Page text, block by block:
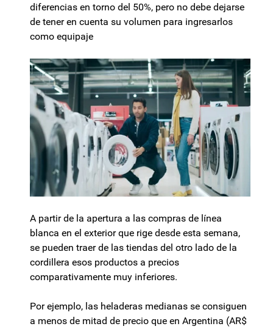
diferencias en torno del 50%, pero no debe dejarse
de tener en cuenta su volumen para ingresarlos
como equipaje
A partir de la apertura a las compras de línea
blanca en el exterior que rige desde esta semana,
se pueden traer de las tiendas del otro lado de la
cordillera esos productos a precios
comparativamente muy inferiores.
Por ejemplo, las heladeras medianas se consiguen
a menos de mitad de precio que en Argentina (AR$